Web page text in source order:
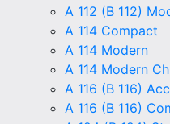
A 112 (B 112)
A 114 Compact
A 114 Modern
A 114 Modern
A 116 (B 116)
A 116 (B 116)